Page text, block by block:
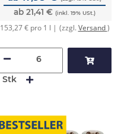
ab 21,41 € (inkl. 19% USt.)
153,27 € pro 1 l | (zzgl.Versand)
Stk